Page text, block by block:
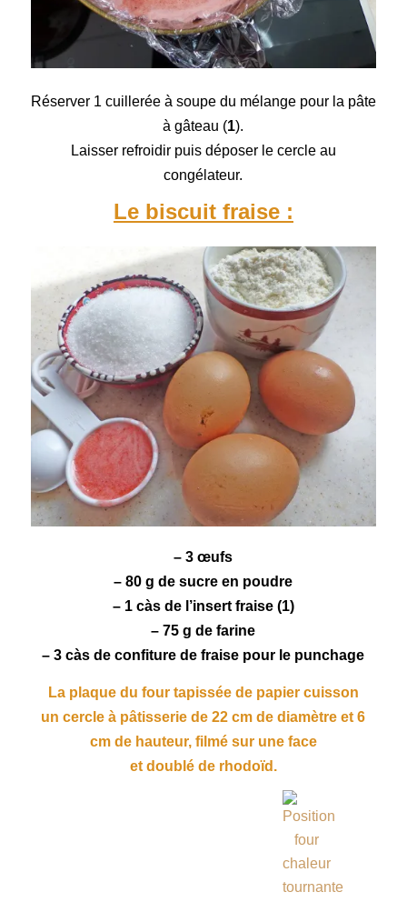
Réserver 1 cuillerée à soupe du mélange pour la pâte
à gâteau (1).
Laisser refroidir puis déposer le cercle au
congélateur.
Le biscuit fraise :
– 3 œufs
– 80 g de sucre en poudre
– 1 càs de l’insert fraise (1)
– 75 g de farine
– 3 càs deconfiture de fraise pour le punchage
La plaque du four tapissée de papier cuisson
un cercle à pâtisserie de 22 cm de diamètre et 6
cm de hauteur, filmé sur une face
et doublé de rhodoïd.